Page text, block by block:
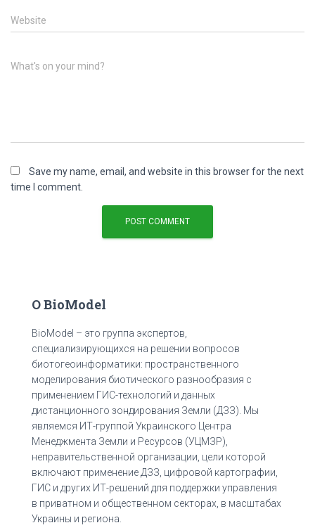
Website
What's on your mind?
Save my name, email, and website in this browser for the next
time I comment.
О BioModel
BioModel – это группа экспертов,
специализирующихся на решении вопросов
биотогеоинформатики: пространственного
моделирования биотического разнообразия с
применением ГИС-технологий и данных
дистанционного зондирования Земли (ДЗЗ). Мы
являемся ИТ-группой Украинского Центра
Менеджмента Земли и Ресурсов (УЦМЗР),
неправительственной организации, цели которой
включают применение ДЗЗ, цифровой картографии,
ГИС и других ИТ-решений для поддержки управления
в приватном и общественном секторах, в масштабах
Украины и региона.